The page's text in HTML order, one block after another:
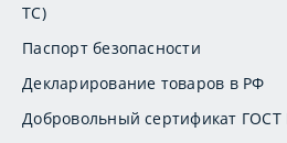
ТС)
Паспорт безопасности
Декларирование товаров в РФ
Добровольный сертификат ГОСТ